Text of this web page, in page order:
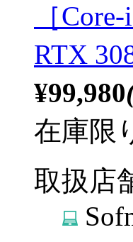
［
RTX
¥99,980
在庫限
取扱店